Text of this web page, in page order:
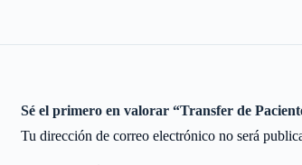
Sé el primero en valorar “Transfer de
Tu dirección de correo electrónico no será